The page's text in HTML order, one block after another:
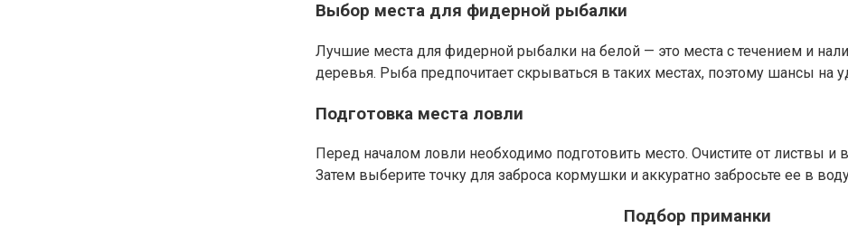
Выбор места для фидерной рыбалки
Лучшие места для фидерной рыбалки на белой — это места с течением и
деревья. Рыба предпочитает скрываться в таких местах, поэтому шансы на
Подготовка места ловли
Перед началом ловли необходимо подготовить место. Очистите от листвы и
Затем выберите точку для заброса кормушки и аккуратно забросьте ее в
Подбор приманки